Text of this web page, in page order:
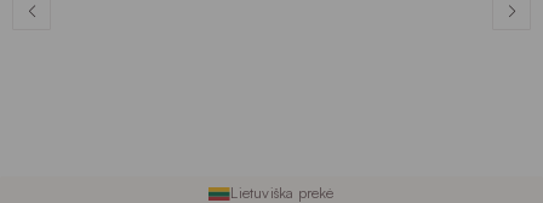
Lietuviška prekė